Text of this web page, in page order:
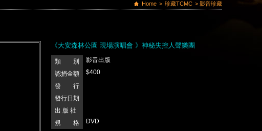
Home > 珍藏TCMC > 影音珍藏
《大安森林公園 現場演唱會 》神秘失控人聲樂團
類 別
影音出版
認捐金額
$400
發 行
發行日期
出 版 社
規 格
DVD